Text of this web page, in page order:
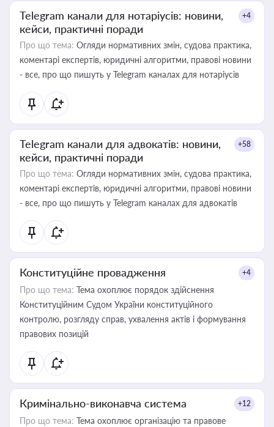
Telegram канали для нотаріусів: новини,
кейси, практичні поради
+4
Про що тема: Огляди нормативних змін, судова практика,
коментарі експертів, юридичні алгоритми, правові новини
- все, про що пишуть у Telegram каналах для нотаріусів
Telegram канали для адвокатів: новини,
кейси, практичні поради
+58
Про що тема: Огляди нормативних змін, судова практика,
коментарі експертів, юридичні алгоритми, правові новини
- все, про що пишуть у Telegram каналах для адвокатів
Конституційне провадження +4
Про що тема: Тема охоплює порядок здійснення
Конституційним Судом України конституційного
контролю, розгляду справ, ухвалення актів і формування
правових позицій
Кримінально-виконавча система +12
Про що тема: Тема охоплює організацію та правове